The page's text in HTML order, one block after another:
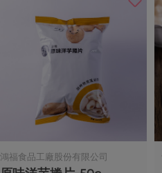
鴻福食品工廠股份有限公司